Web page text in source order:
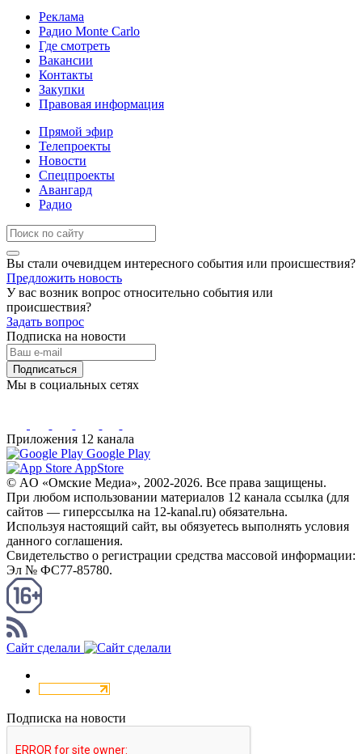
Реклама
Радио Monte Carlo
Где смотреть
Вакансии
Контакты
Закупки
Правовая информация
Прямой эфир
Телепроекты
Новости
Спецпроекты
Авангард
Радио
Вы стали очевидцем интересного события или происшествия?
Предложить новость
У вас возник вопрос относительно события или
происшествия?
Задать вопрос
Подписка на новости
Подписаться
Мы в социальных сетях
Приложения 12 канала
Google Play
AppStore
© AO «Омские Медиа», 2002-2026. Все права защищены.
При любом использовании материалов 12 канала ссылка (для
сайтов — гиперссылка на 12-kanal.ru) обязательна.
Используя настоящий сайт, вы обязуетесь выполнять условия
данного соглашения.
Свидетельство о регистрации средства массовой информации:
Эл № ФС77-85780.
Сайт сделали
Подписка на новости